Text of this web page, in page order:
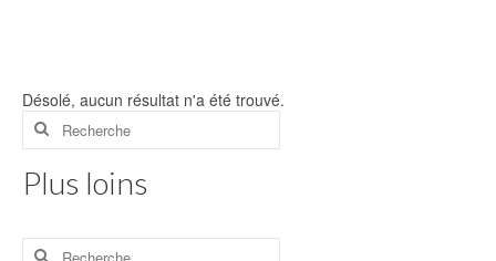
Route d’Oran
Musées
Désolé, aucun résultat n'a été trouvé.
Rechercher
Plus loins
Rechercher